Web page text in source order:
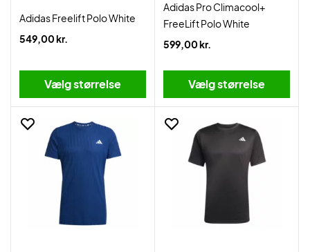
Adidas Freelift Polo White
549,00 kr.
Vælg størrelse
Adidas Pro Climacool+
FreeLift Polo White
599,00 kr.
Vælg størrelse